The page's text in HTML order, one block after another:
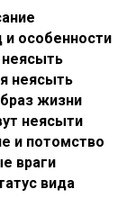
и особенности
неясыть
неясыть
жизни
неясыти
и потомство
враги
вида